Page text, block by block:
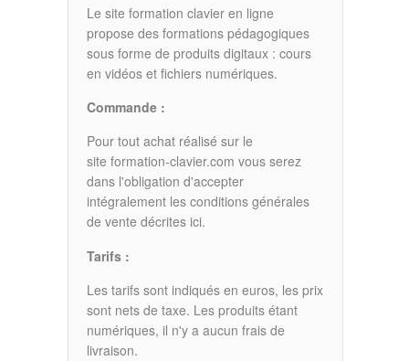
Le site formation clavier en ligne
propose des formations pédagogiques
sous forme de produits digitaux : cours
en vidéos et fichiers numériques.
Commande :
Pour tout achat réalisé sur le
site formation-clavier.com vous serez
dans l'obligation d'accepter
intégralement les conditions générales
de vente décrites ici.
Tarifs :
Les tarifs sont indiqués en euros, les prix
sont nets de taxe. Les produits étant
numériques, il n'y a aucun frais de
livraison.